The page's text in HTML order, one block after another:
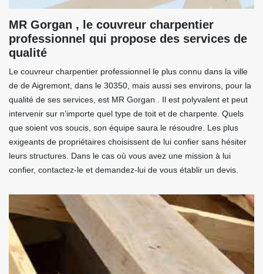
MR Gorgan , le couvreur charpentier
professionnel qui propose des services de
qualité
Le couvreur charpentier professionnel le plus connu dans la ville
de de Aigremont, dans le 30350, mais aussi ses environs, pour la
qualité de ses services, est MR Gorgan . Il est polyvalent et peut
intervenir sur n’importe quel type de toit et de charpente. Quels
que soient vos soucis, son équipe saura le résoudre. Les plus
exigeants de propriétaires choisissent de lui confier sans hésiter
leurs structures. Dans le cas où vous avez une mission à lui
confier, contactez-le et demandez-lui de vous établir un devis.